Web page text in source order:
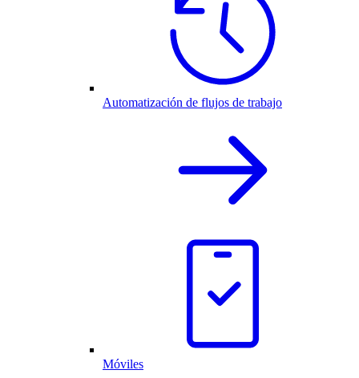
Automatización de flujos de trabajo
Móviles